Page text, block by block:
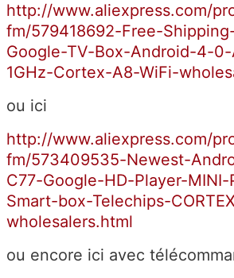
http://www.aliexpress.com/
fm/579418692-Free-
Google-TV-Box-Android-4-
1GHz-Cortex-A8-WiFi-
ou ici
http://www.aliexpress.com/
fm/573409535-Newest-
C77-Google-HD-Player-
Smart-box-Telechips-
wholesalers.html
ou encore ici avec